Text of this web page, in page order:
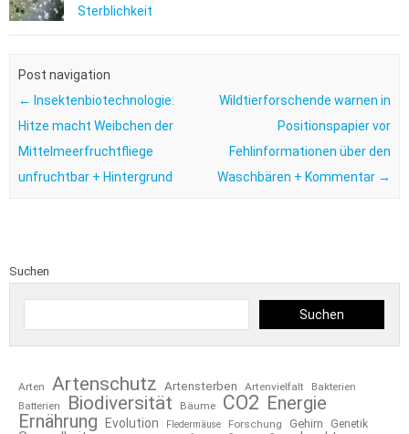
Sterblichkeit
Post navigation
← Insektenbiotechnologie:
Hitze macht Weibchen der
Mittelmeerfruchtfliege
unfruchtbar + Hintergrund
Wildtierforschende warnen in
Positionspapier vor
Fehlinformationen über den
Waschbären + Kommentar →
Suchen
Suchen
Arten Artenschutz Artensterben Artenvielfalt
Bakterien
Batterien
Biodiversität Bäume CO2 Energie
Ernährung Evolution Fledermäuse Forschung Gehirn Genetik